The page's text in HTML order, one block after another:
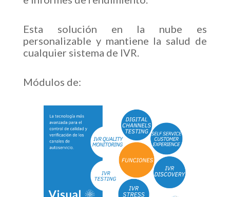
Esta solución en la nube es
personalizable y mantiene la salud de
cualquier sistema de IVR.
Módulos de: